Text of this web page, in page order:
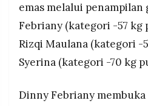
MEDIA
emas melalui
Febriany (kategori -57 kg
Rizqi Maulana (kategori -
Syerina (kategori -70 kg
Dinny Febriany